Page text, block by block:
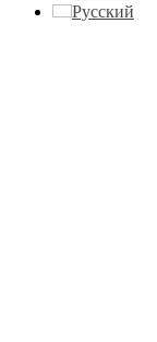
Русский